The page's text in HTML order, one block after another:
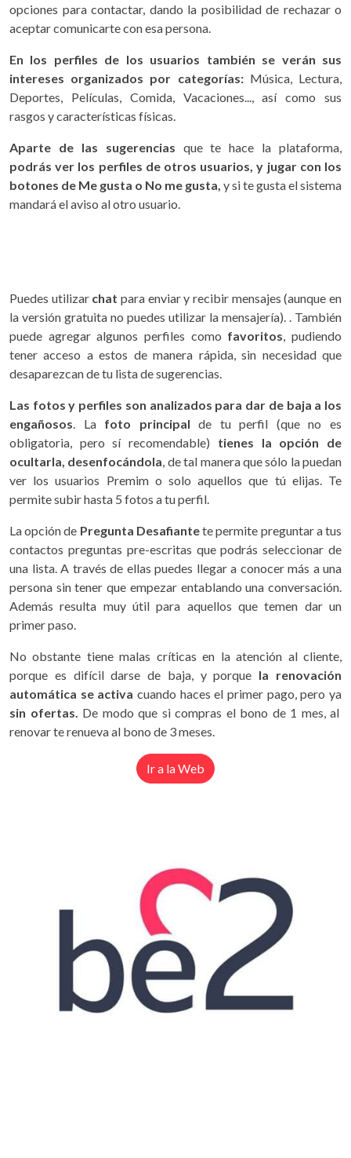
opciones para contactar, dando la posibilidad de rechazar o
aceptar comunicarte con esa persona.
En los perfiles de los usuarios también se verán sus
intereses organizados por categorías:Música, Lectura,
Deportes, Películas, Comida, Vacaciones..., así como sus
rasgos y características físicas.
Aparte de las sugerencias que te hace la plataforma,
podrás ver los perfiles de otros usuarios, y jugar con los
botones de Me gusta o No me gusta, y si te gusta el sistema
mandará el aviso al otro usuario.
Puedes utilizar chat para enviar y recibir mensajes (aunque en
la versión gratuita no puedes utilizar la mensajería). . También
puede agregar algunos perfiles como favoritos , pudiendo
tener acceso a estos de manera rápida, sin necesidad que
desaparezcan de tu lista de sugerencias.
Las fotos y perfiles son analizados para dar de baja a los
engañosos . La foto principal de tu perfil (que no es
obligatoria, pero sí recomendable) tienes la opción de
ocultarla, desenfocándola , de tal manera que sólo la puedan
ver los usuarios Premim o solo aquellos que tú elijas. Te
permite subir hasta 5 fotos a tu perfil.
La opción de Pregunta Desafiantete permite preguntar a tus
contactos preguntas pre-escritas que podrás seleccionar de
una lista. A través de ellas puedes llegar a conocer más a una
persona sin tener que empezar entablando una conversación.
Además resulta muy útil para aquellos que temen dar un
primer paso.
No obstante tiene malas críticas en la atención al cliente,
porque es difícil darse de baja, y porque la renovación
automática se activa cuando haces el primer pago, pero ya
sin ofertas. De modo que si compras el bono de 1 mes, al
renovar te renueva al bono de 3 meses.
Ir a la Web